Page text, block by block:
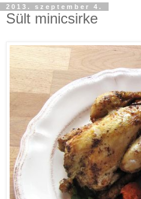
2013. szeptember 4.
Sült minicsirke